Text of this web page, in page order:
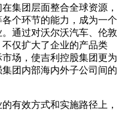
集团层面整合全球资源，
个环节的能力，成为一个
通过对沃尔沃汽车、伦敦
仅扩大了企业的产品类
场，使吉利控股集团更为
团内部海内外子公司间的
有效方式和实施路径上，